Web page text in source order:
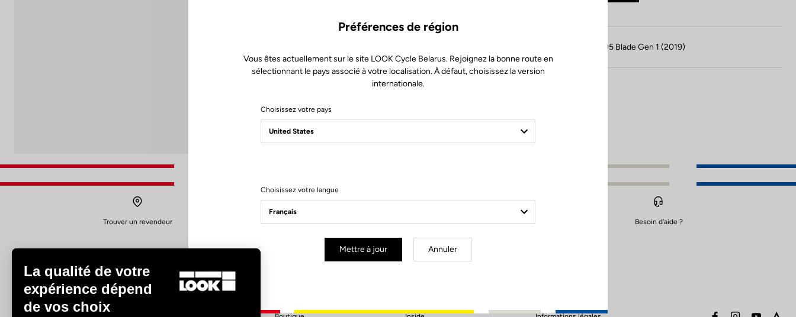
Compatible avec 795 Blade Gen 1 (2019)
Trouver un revendeur
S'inscrire à la newsletter
Valider
Besoin d’aide ?
Préférences de région
Vous êtes actuellement sur le site LOOK Cycle Belarus. Rejoignez la bonne route en
sélectionnant le pays associé à votre localisation. À défaut, choisissez la version
internationale.
Choisissez votre pays
Choisissez votre langue
Mettre à jour Annuler
La qualité de votre
expérience dépend
de vos choix